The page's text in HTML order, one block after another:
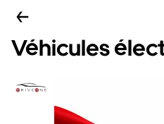
Véhicules